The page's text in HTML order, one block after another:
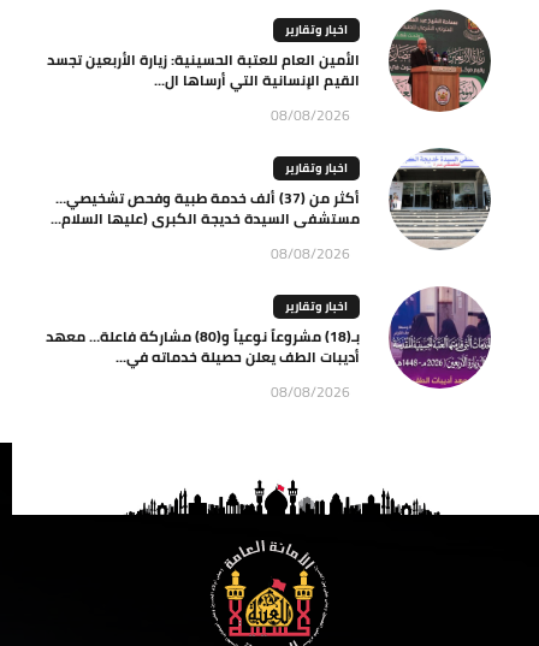
اخبار وتقارير
الأمين العام للعتبة الحسينية: زيارة الأربعين تجسد
القيم الإنسانية التي أرساها ال...
08/08/2026
اخبار وتقارير
أكثر من (37) ألف خدمة طبية وفحص تشخيصي…
مستشفى السيدة خديجة الكبرى (عليها السلام...
08/08/2026
اخبار وتقارير
بـ(18) مشروعاً نوعياً و(80) مشاركة فاعلة… معهد
أديبات الطف يعلن حصيلة خدماته في...
08/08/2026